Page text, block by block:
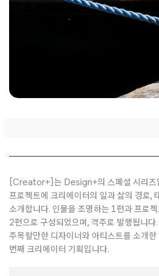
[Creator+]는 Design+의 스페셜 시리즈
프로젝트에 크리에이터의 일과 삶의 경로,
소개합니다. 인물을 조명하는 1편과 프로
2편으로 구성되었으며, 격주로 발행됩니
주목할만한 디자이너와 아티스트를 소개한
번째 크리에이터 기획입니다.